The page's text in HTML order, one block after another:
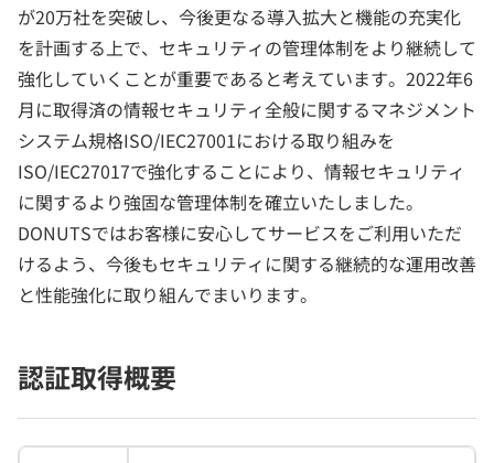
が20万社を突破し、今後更なる導入拡大と機能の充実化
を計画する上で、セキュリティの管理体制をより継続して
強化していくことが重要であると考えています。2022年6
月に取得済の情報セキュリティ全般に関するマネジメント
システム規格ISO/IEC27001における取り組みを
ISO/IEC27017で強化することにより、情報セキュリティ
に関するより強固な管理体制を確立いたしました。
DONUTSではお客様に安心してサービスをご利用いただ
けるよう、今後もセキュリティに関する継続的な運用改善
と性能強化に取り組んでまいります。
認証取得概要